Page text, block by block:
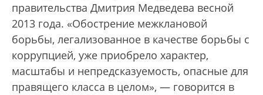
правительства Дмитрия Медведева весной
2013 года. «Обострение межклановой
борьбы, легализованное в качестве борьбы с
коррупцией, уже приобрело характер,
масштабы и непредсказуемость, опасные для
правящего класса в целом», — говорится в